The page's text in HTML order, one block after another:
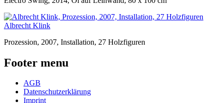
Albrecht Klink
Prozession, 2007, Installation, 27 Holzfiguren
Footer menu
AGB
Datenschutzerklärung
Imprint